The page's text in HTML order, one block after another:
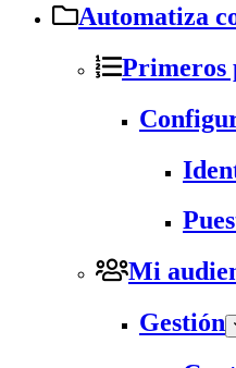
Automatiza
Primeros
Mi
Gestión